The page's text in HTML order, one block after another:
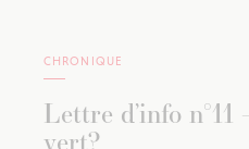
CHRONIQUE
Lettre d’info
vert?